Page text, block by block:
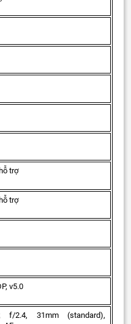
trợ
trợ
v5.0
f/2.4, 31mm (standard),